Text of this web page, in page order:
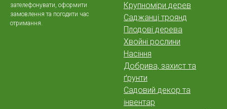
зателефонувати, оформити
замовлення та погодити час
отримання.
Крупноміри дерев
Саджанці троянд
Плодові дерева
Хвойні рослини
Насіння
Добрива, захист та
ґрунти
Садовий декор та
інвентар